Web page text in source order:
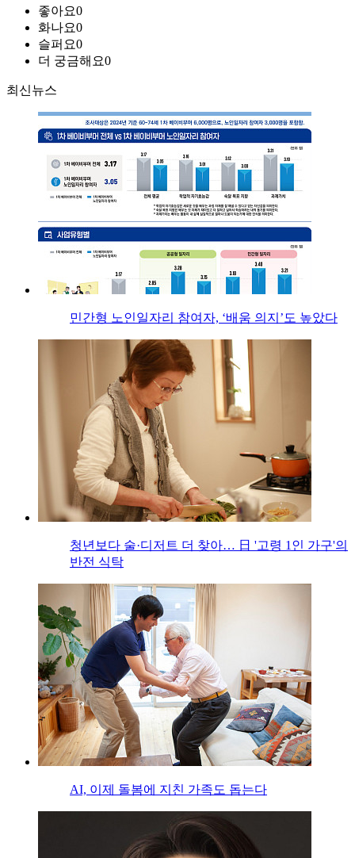
좋아요0
화나요0
슬퍼요0
더 궁금해요0
최신뉴스
민간형 노인일자리 참여자, ‘배움 의지’도 높았다
청년보다 술·디저트 더 찾아… 日 '고령 1인 가구'의
반전 식탁
AI, 이제 돌봄에 지친 가족도 돕는다